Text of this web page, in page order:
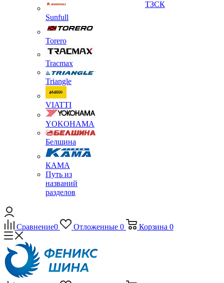
Sunfull
Torero
Tracmax
Triangle
VIATTI
YOKOHAMA
Белшина
КАМА
Путь из
названий
разделов
ТЗСК
Сравнение0 Отложенные 0 Корзина 0